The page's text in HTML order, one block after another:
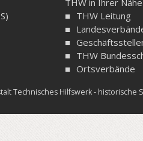
THW in Ihrer Nähe
THW Leitung
THW
Ortsverbände
Technisches Hilfswerk - historische